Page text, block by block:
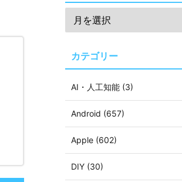
カテゴリー
AI・人工知能 (3)
Android (657)
Apple (602)
DIY (30)